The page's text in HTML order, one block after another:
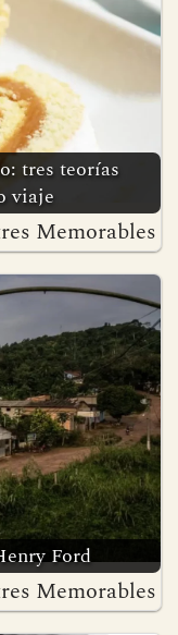
tres teorías
viaje
Memorables
Ford
Memorables